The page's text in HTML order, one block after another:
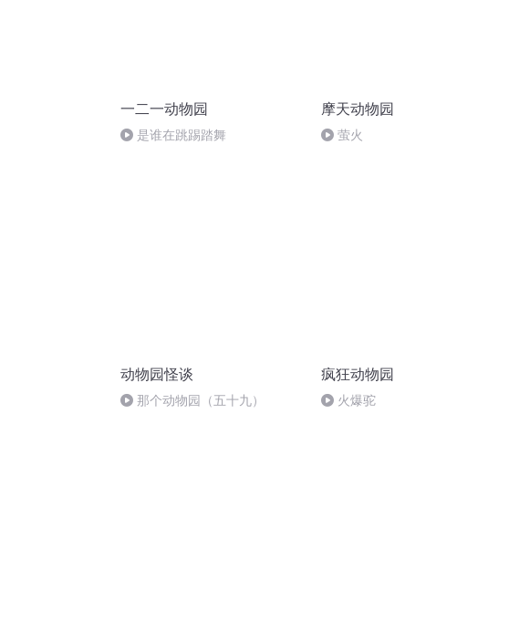
一二一动物园
是谁在跳踢踏舞
摩天动物园
萤火
动物园怪谈
那个动物园（五十九）
疯狂动物园
火爆驼